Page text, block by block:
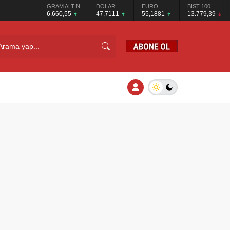
GRAM ALTIN
6.660,55
DOLAR
47,7111
EURO
55,1881
BIST 100
13.779,39